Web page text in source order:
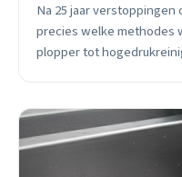
Na 25 jaar
precies welke methodes
plopper tot